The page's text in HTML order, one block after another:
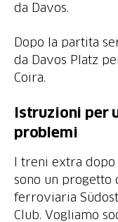
da Davos.
Dopo la partita
da Davos Platz
Coira.
Istruzioni per
problemi
I treni extra dopo
sono un progetto
ferroviaria
Club. Vogliamo